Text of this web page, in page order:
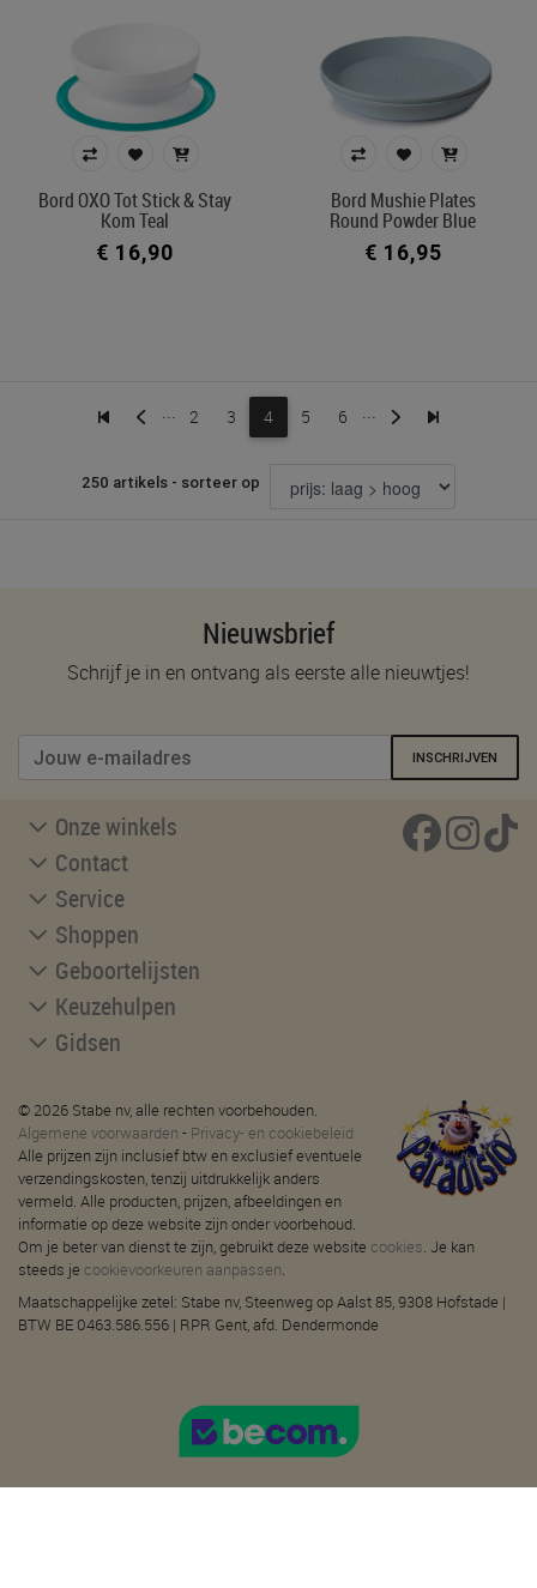
Bord OXO Tot Stick & Stay
Kom Teal
€ 16,90
Bord Mushie Plates
Round Powder Blue
€ 16,95
... 2 3 4 5 6 ...
250 artikels - sorteer op
Nieuwsbrief
Schrijf je in en ontvang als eerste alle nieuwtjes!
INSCHRIJVEN
Onze winkels
Contact
Service
Shoppen
Geboortelijsten
Keuzehulpen
Gidsen
© 2026 Stabe nv, alle rechten voorbehouden.
Algemene voorwaarden - Privacy- en cookiebeleid
Alle prijzen zijn inclusief btw en exclusief eventuele
verzendingskosten, tenzij uitdrukkelijk anders
vermeld. Alle producten, prijzen, afbeeldingen en
informatie op deze website zijn onder voorbehoud.
Om je beter van dienst te zijn, gebruikt deze website cookies. Je kan
steeds je cookievoorkeuren aanpassen.
Maatschappelijke zetel: Stabe nv, Steenweg op Aalst 85, 9308 Hofstade |
BTW BE 0463.586.556 | RPR Gent, afd. Dendermonde